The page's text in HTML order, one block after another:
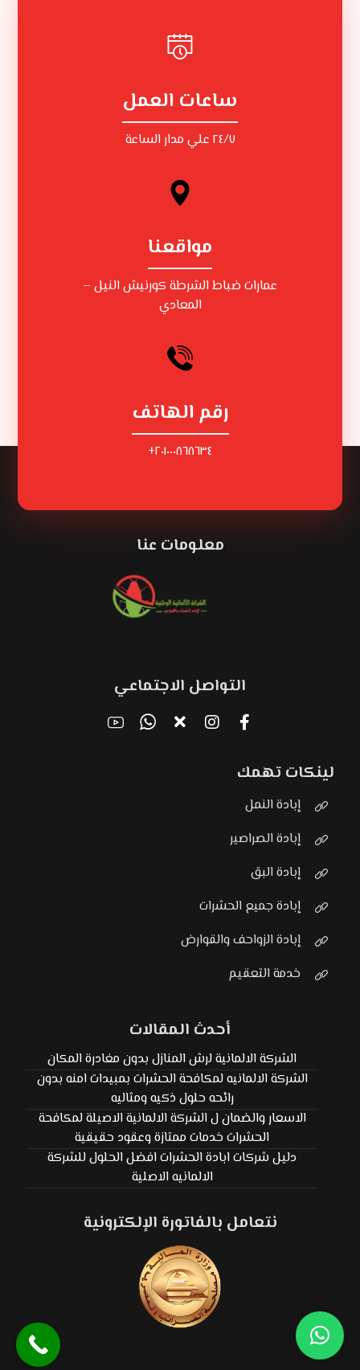
ساعات العمل
٢٤/٧ علي مدار الساعة
مواقعنا
عمارات ضباط الشرطة كورنيش النيل –
المعادي
رقم الهاتف
٢٠١٠٠٠٨٦٨٦٣٤+
معلومات عنا
التواصل الاجتماعي
لينكات تهمك
إبادة النمل
إبادة الصراصير
إبادة البق
إبادة جميع الحشرات
إبادة الزواحف والقوارض
خدمة التعقيم
أحدث المقالات
الشركة الالمانية لرش المنازل بدون مغادرة المكان
الشركة الالمانيه لمكافحة الحشرات بمبيدات امنه بدون
رائحه حلول ذكيه ومثاليه
الاسعار والضمان ل الشركة الالمانية الاصيلة لمكافحة
الحشرات خدمات ممتازة وعقود حقيقية
دليل شركات ابادة الحشرات افضل الحلول للشركة
الالمانيه الاصلية
نتعامل بالفاتورة الإلكترونية